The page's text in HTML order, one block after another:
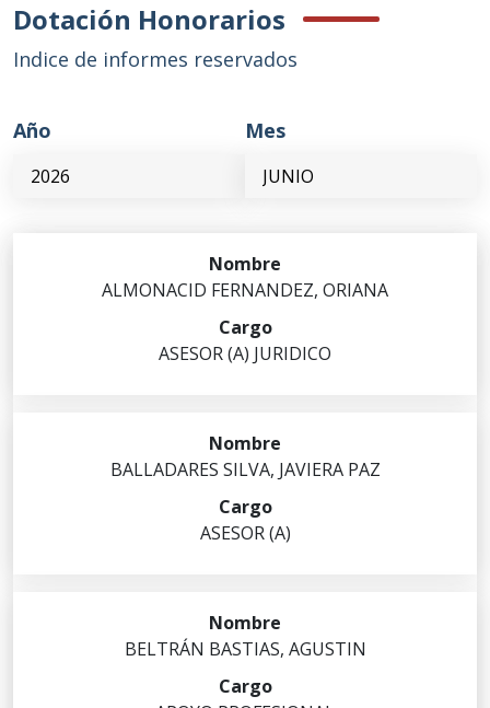
Dotación Honorarios
Indice de informes reservados
Año Mes
ALMONACID FERNANDEZ, ORIANA
ASESOR (A) JURIDICO
BALLADARES SILVA, JAVIERA PAZ
ASESOR (A)
BELTRÁN BASTIAS, AGUSTIN